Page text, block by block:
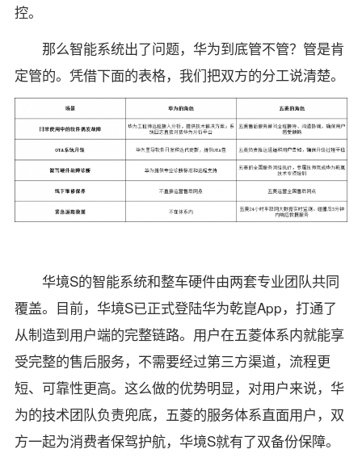
控。
那么智能系统出了问题，华为到底管不管？管是肯
定管的。凭借下面的表格，我们把双方的分工说清楚。
华境S的智能系统和整车硬件由两套专业团队共同
覆盖。目前，华境S已正式登陆华为乾崑App，打通了
从制造到用户端的完整链路。用户在五菱体系内就能享
受完整的售后服务，不需要经过第三方渠道，流程更
短、可靠性更高。这么做的优势明显，对用户来说，华
为的技术团队负责兜底，五菱的服务体系直面用户，双
方一起为消费者保驾护航，华境S就有了双备份保障。